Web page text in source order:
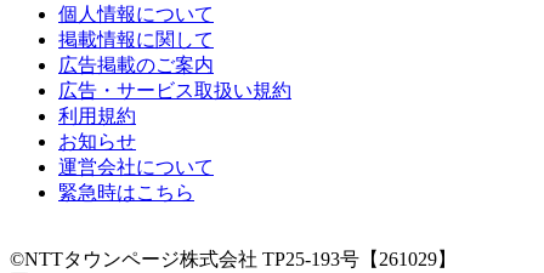
個人情報について
掲載情報に関して
広告掲載のご案内
広告・サービス取扱い規約
利用規約
お知らせ
運営会社について
緊急時はこちら
©NTTタウンページ株式会社 TP25-193号【261029】